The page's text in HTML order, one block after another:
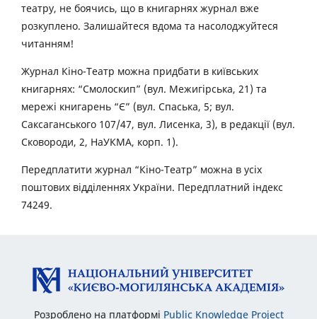
театру, не боячись, що в книгарнях журнал вже
розкуплено. Залишайтеся вдома та насолоджуйтеся
читанням!
Журнал Кіно-Театр можна придбати в київських
книгарнях: “Смолоскип” (вул. Межигірська, 21) та
мережі книгарень “Є” (вул. Спаська, 5; вул.
Саксаганського 107/47, вул. Лисенка, 3), в редакції (вул.
Сковороди, 2, НаУКМА, корп. 1).
Передплатити журнал “Кіно-Театр” можна в усіх
поштових відділеннях України. Передплатний індекс
74249.
Розроблено на платформі Public Knowledge Project